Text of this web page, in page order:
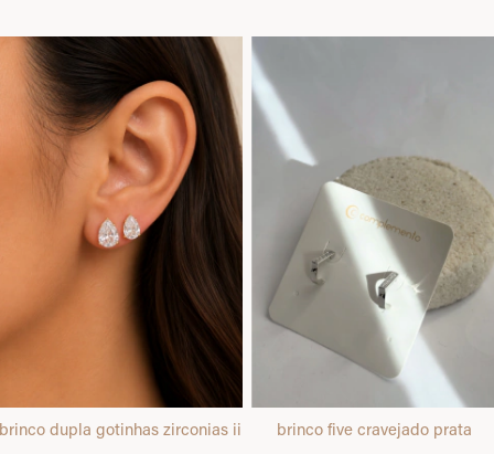
dupla gotinhas zirconias ii douradobrinco five cravejado prata